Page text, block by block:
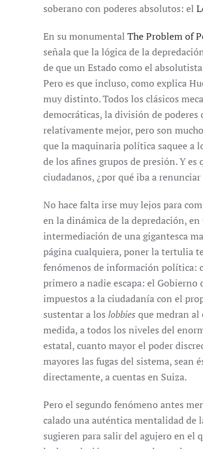
soberano con poderes absolutos: el
En su monumental The Problem of
señala que la lógica de la
de que un Estado como el
Pero es que incluso, como explica
muy distinto. Todos los clásicos
democráticas, la división de
relativamente mejor, pero son
que la maquinaria política saquee a
de los afines grupos de presión. Y
ciudadanos, ¿por qué iba a
No hace falta irse muy lejos para
en la dinámica de la depredación,
intermediación de una gigantesca
página cualquiera, poner la tertulia
fenómenos de información política:
primero a nadie escapa: el
impuestos a la ciudadanía con el
sustentar a los lobbies que medran
medida, a todos los niveles del
estatal, cuanto mayor el poder
mayores las fugas del sistema, sean
directamente, a cuentas en Suiza.
Pero el segundo fenómeno antes
calado una auténtica mentalidad de
sugieren para salir del agujero en el